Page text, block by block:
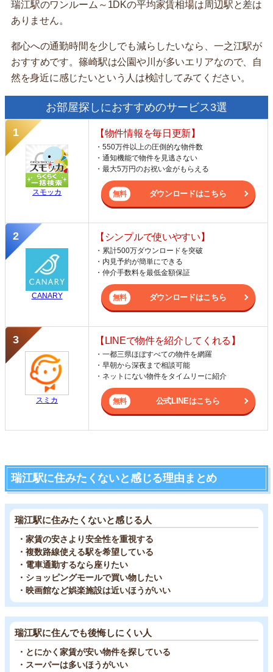
瑞江駅のワンルーム～1DKの平均家賃相場は周辺駅と差は
ありません。
都心への通勤時間を少しでも減らしたいなら、一之江駅が
おすすめです。篠崎駅は公園や川が多いエリアなので、自
然を身近に感じたいという人は検討してみてください。
お部屋探しにおすすめのサービス3選
スモッカ
【物件情報を毎日更新】
・550万件以上の圧倒的な物件数
・通知機能で物件を見逃さない
・最大5万円のお祝い金がもらえる
ダウンロードはこちら
CANARY
【シンプルで使いやすい】
・累計500万ダウンロードを突破
・内見予約が簡単にできる
・仲介手数料を最低金額保証
ダウンロードはこちら
スミカ
【LINEで物件を紹介してくれる】
・一都三県ほぼすべての物件を網羅
・早朝から深夜まで相談可能
・ネットにない物件をタイムリーに紹介
公式LINEはこちら
瑞江駅に住みたくないと感じる理由まとめ
瑞江駅に住みたくないと感じる人
・家賃の安さより安全性を重視する
・複数路線使える駅を希望している
・電車通勤するなら座りたい
・ショッピングモールで買い物したい
・映画館など娯楽施設は近いほうがいい
瑞江駅に住んでも後悔しにくい人
・とにかく家賃が安い物件を探している
・スーパーは多いほうがいい